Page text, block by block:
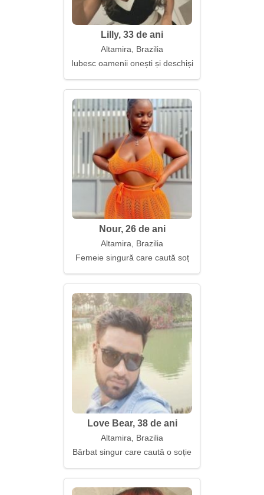
Lilly, 33 de ani
Altamira, Brazilia
Iubesc oamenii onești și deschiși
Nour, 26 de ani
Altamira, Brazilia
Femeie singură care caută soț
Love Bear, 38 de ani
Altamira, Brazilia
Bărbat singur care caută o soție